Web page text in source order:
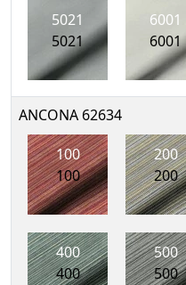
5021
5021
6001
6001
ANCONA 62634
100
100
200
200
400
400
500
500